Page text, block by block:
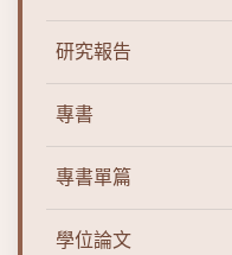
研究報告
專書
專書單篇
學位論文